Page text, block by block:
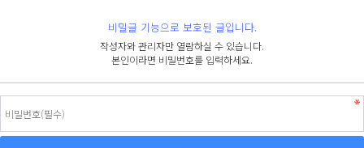
비밀글 기능으로 보호된 글입니다.
작성자와 관리자만 열람하실 수 있습니다.
본인이라면 비밀번호를 입력하세요.